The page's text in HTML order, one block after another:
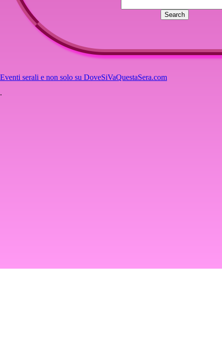
Inserisci un commento
Eventi serali e non solo su DoveSiVaQuestaSera.com
.